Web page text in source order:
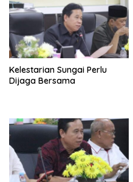
Kelestarian Sungai Perlu
Dijaga Bersama